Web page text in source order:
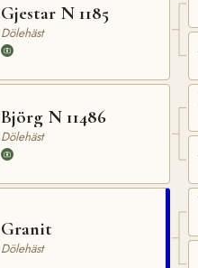
Gjestar N 1185
Dölehäst
Björg N 11486
Dölehäst
Granit
Dölehäst